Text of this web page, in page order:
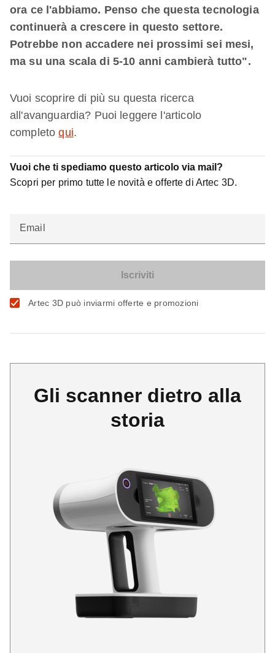
ora ce l'abbiamo. Penso che questa tecnologia
continuerà a crescere in questo settore.
Potrebbe non accadere nei prossimi sei mesi,
ma su una scala di 5-10 anni cambierà tutto".
Vuoi scoprire di più su questa ricerca
all'avanguardia? Puoi leggere l'articolo
completoqui.
Vuoi che ti spediamo questo articolo via mail?
Scopri per primo tutte le novità e offerte di Artec 3D.
Email
Artec 3D può inviarmi offerte e promozioni
Gli scanner dietro alla
storia